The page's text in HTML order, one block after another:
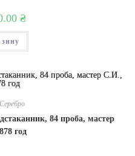
₴
Серебро
84 проба, мастер
год